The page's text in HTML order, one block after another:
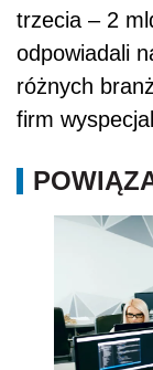
trzecia – 2
odpowiadali
różnych
firm